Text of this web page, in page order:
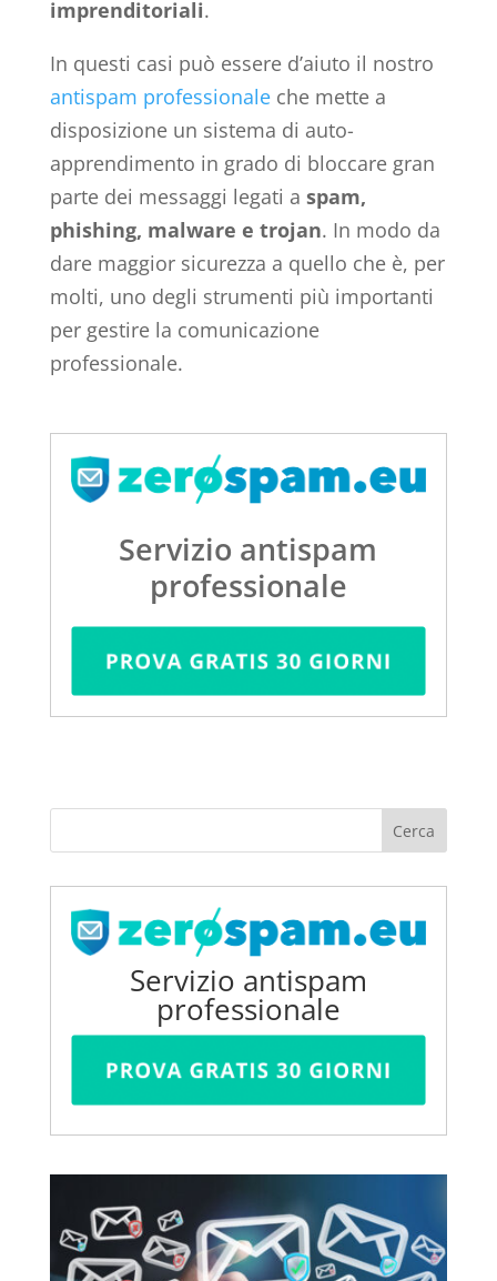
imprenditoriali.
In questi casi può essere d’aiuto il nostro
antispam professionaleche mette a
disposizione un sistema di auto-
apprendimento in grado di bloccare gran
parte dei messaggi legati a spam,
phishing, malware e trojan. In modo da
dare maggior sicurezza a quello che è, per
molti, uno degli strumenti più importanti
per gestire la comunicazione
professionale.
Servizio antispam
professionale
Servizio antispam
professionale